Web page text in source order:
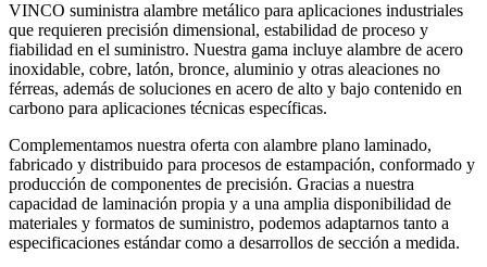
VINCO suministra alambre metálico para aplicaciones industriales
que requieren precisión dimensional, estabilidad de proceso y
fiabilidad en el suministro. Nuestra gama incluye alambre de acero
inoxidable, cobre, latón, bronce, aluminio y otras aleaciones no
férreas, además de soluciones en acero de alto y bajo contenido en
carbono para aplicaciones técnicas específicas.
Complementamos nuestra oferta con alambre plano laminado,
fabricado y distribuido para procesos de estampación, conformado y
producción de componentes de precisión. Gracias a nuestra
capacidad de laminación propia y a una amplia disponibilidad de
materiales y formatos de suministro, podemos adaptarnos tanto a
especificaciones estándar como a desarrollos de sección a medida.